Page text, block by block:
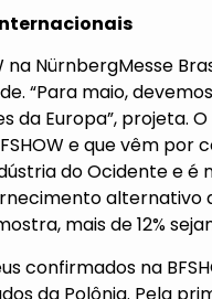
na NürnbergMesse
“Para maio,
da Europa”, projeta.
e que vêm
do Ocidente e
alternativo
mais de 12%
confirmados na
da Polônia. Pela